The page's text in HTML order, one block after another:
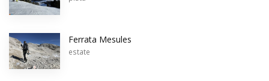
Ferrata Mesules
estate